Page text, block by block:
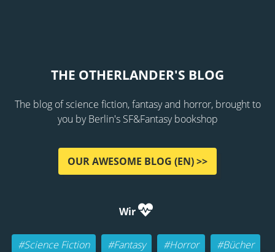
THE OTHERLANDER'S BLOG
The blog of science fiction, fantasy and horror, brought to
you by Berlin's SF&Fantasy bookshop
OUR AWESOME BLOG (EN) >>
Wir
#Science Fiction #Fantasy #Horror #Bücher